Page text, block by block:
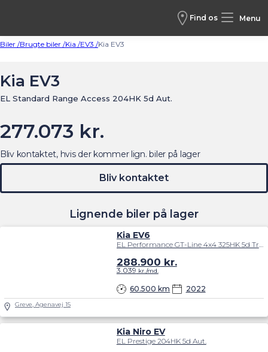
Find os Menu
Biler /Brugte biler /Kia /EV3 /Kia EV3
Kia EV3
EL Standard Range Access 204HK 5d Aut.
277.073 kr.
Lignende biler på lager
Kia EV6
EL Performance GT-Line 4x4 325HK 5d Trinl. Gear
60.500 km 2022
288.900 kr.
3.039 kr./md.
Greve, Agenavej 15
Kia Niro EV
EL Prestige 204HK 5d Aut.
Bliv kontaktet, hvis der kommer lign. biler på lager
Bliv kontaktet